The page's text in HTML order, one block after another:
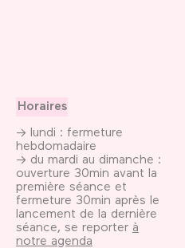
Horaires
→ lundi : fermeture
hebdomadaire
→ du mardi au dimanche :
ouverture 30min avant la
première séance et
fermeture 30min après le
lancement de la dernière
séance, se reporter à
notre agenda